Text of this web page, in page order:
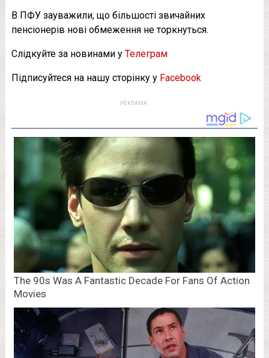
В ПФУ зауважили, що більшості звичайних
пенсіонерів нові обмеження не торкнуться.
Слідкуйте за новинами у Телеграм
Підписуйтеся на нашу сторінку у Facebook
РЕКЛАМА: